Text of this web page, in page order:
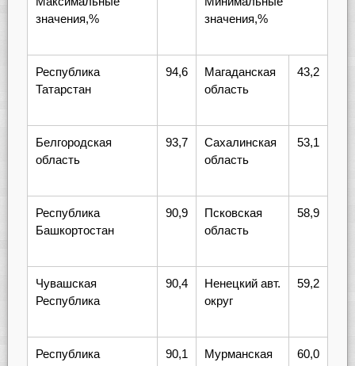
значения,%
значения,%
Республика
Татарстан
94,6
Магаданская
область
43,2
Белгородская
область
93,7
Сахалинская
область
53,1
Республика
Башкортостан
90,9
Псковская
область
58,9
Чувашская
Республика
90,4
Ненецкий авт.
округ
59,2
Республика
90,1
Мурманская
60,0